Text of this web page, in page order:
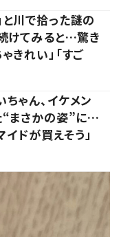
と川で拾った謎の
けてみると…驚き
きれい」「すご
ゃん、イケメン
“まさかの姿”に…
イドが買えそう」